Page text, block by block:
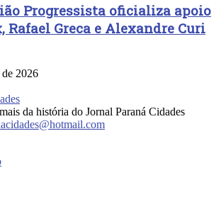
Progressista oficializa apoio
Rafael Greca e Alexandre Curi
de 2026
da história do Jornal Paraná Cidades